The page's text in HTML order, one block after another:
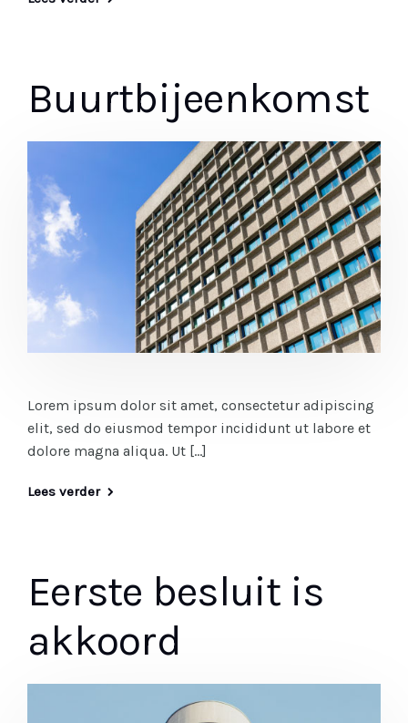
Buurtbijeenkomst
Lorem ipsum dolor sit amet, consectetur adipiscing
elit, sed do eiusmod tempor incididunt ut labore et
dolore magna aliqua. Ut […]
Lees verder
Eerste besluit is
akkoord